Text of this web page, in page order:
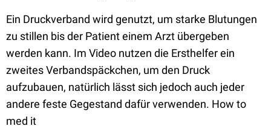
Ein Druckverband wird genutzt, um starke Blutungen
zu stillen bis der Patient einem Arzt übergeben
werden kann. Im Video nutzen die Ersthelfer ein
zweites Verbandspäckchen, um den Druck
aufzubauen, natürlich lässt sich jedoch auch jeder
andere feste Gegestand dafür verwenden. How to
med it